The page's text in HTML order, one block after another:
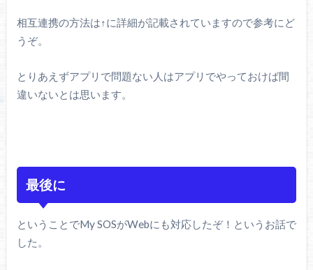
相互連携の方法は↑に詳細が記載されていますので参考にど
うぞ。
とりあえずアプリで問題ない人はアプリでやっておけば間
違いないとは思います。
最後に
ということでMy SOSがWebにも対応したぞ！というお話で
した。